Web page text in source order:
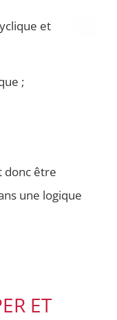
et
;
donc être
une logique
ET